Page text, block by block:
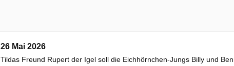
26 Mai 2026
Tildas Freund Rupert der Igel soll die Eichhörnchen-Jungs Billy und